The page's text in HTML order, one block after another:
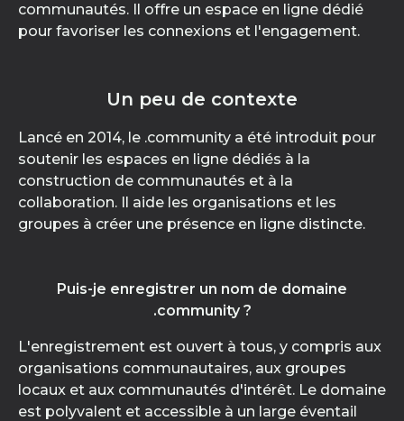
communautés. Il offre un espace en ligne dédié
pour favoriser les connexions et l'engagement.
Un peu de contexte
Lancé en 2014, le .community a été introduit pour
soutenir les espaces en ligne dédiés à la
construction de communautés et à la
collaboration. Il aide les organisations et les
groupes à créer une présence en ligne distincte.
Puis-je enregistrer un nom de domaine
.community ?
L'enregistrement est ouvert à tous, y compris aux
organisations communautaires, aux groupes
locaux et aux communautés d'intérêt. Le domaine
est polyvalent et accessible à un large éventail